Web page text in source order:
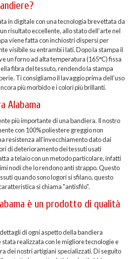
in digitale con una tecnologia brevettata da
risultato eccellente, allo stato dell’arte nel
viene fatta con inchiostri dispersi per
visibile su entrambi i lati. Dopo la stampa il
un forno ad alta temperatura (165°C) fissa
fibra del tessuto, rendendo la stampa
Ti consigliamo il lavaggio prima dell’uso
più morbido e i colori più brillanti.
Alabama
più importante di una bandiera. Il nostro
con 100% poliestere greggio non
resistenza all'invecchiamento dato dai
di deterioramento dei tessuti usati
a telaio con un metodo particolare, infatti
nodi che lo rendono anti strappo. Questo
quando sono logori si sfilano, questo
si chiama "antisfilo".
è un prodotto di qualità
di ogni aspetto della bandiera
realizzata con le migliore tecnologie e
dei nostri artigiani specializzati. Di seguito